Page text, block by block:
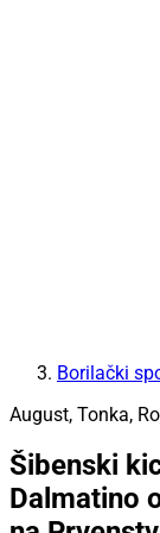
Borilački
August, Tonka,
Šibenski
Dalmatino